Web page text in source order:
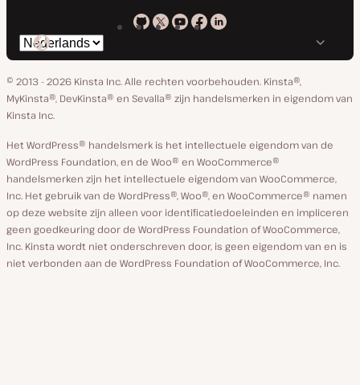
Kinsta
GitHub
Kinsta
X
Kinsta
YouTube
Kinsta
Facebook
Kinsta
Linkedin
Selecteer
taal
© 2013 - 2026 Kinsta Inc. Alle rechten voorbehouden. Kinsta®,
MyKinsta®, DevKinsta® en Sevalla® zijn handelsmerken in eigendom van
Kinsta Inc.
Het WordPress® handelsmerk is het intellectuele eigendom van de
WordPress Foundation, en de Woo® en WooCommerce®
handelsmerken zijn het intellectuele eigendom van WooCommerce,
Inc. Het gebruik van de WordPress®, Woo®, en WooCommerce® namen
op deze website zijn alleen voor identificatiedoeleinden en impliceren
geen goedkeuring door de WordPress Foundation of WooCommerce,
Inc. Kinsta wordt niet onderschreven door, is geen eigendom van en is
niet verbonden aan de WordPress Foundation of WooCommerce, Inc.